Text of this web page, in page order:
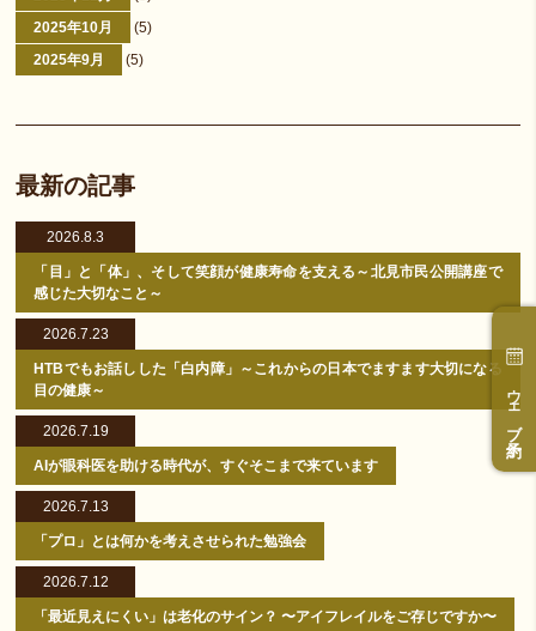
ウェブ予約
2025年10月
(5)
2025年9月
(5)
最新の記事
2026.8.3
「目」と「体」、そして笑顔が健康寿命を支える～北見市民公開講座で
感じた大切なこと～
2026.7.23
HTBでもお話しした「白内障」～これからの日本でますます大切になる
目の健康～
2026.7.19
AIが眼科医を助ける時代が、すぐそこまで来ています
2026.7.13
「プロ」とは何かを考えさせられた勉強会
2026.7.12
「最近見えにくい」は老化のサイン？ 〜アイフレイルをご存じですか〜